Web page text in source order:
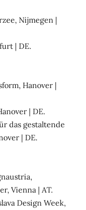
Nijmegen |
| DE.
Hanover |
| DE.
das gestaltende
| DE.
Vienna | AT.
Design Week,